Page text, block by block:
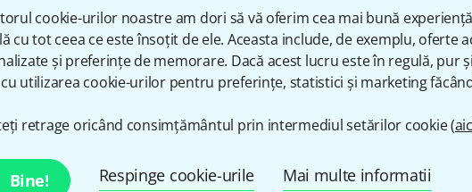
cookie-urilor noastre am dori să vă oferim cea mai bună
cu tot ceea ce este însoțit de ele. Aceasta include, de exemplu, oferte
și preferințe de memorare. Dacă acest lucru este în regulă, pur
utilizarea cookie-urilor pentru preferințe, statistici și marketing făcând
retrage oricând consimțământul prin intermediul setărilor cookie (
Bine! Respinge cookie-urile Mai multe informatii
Îți place ceea ce vezi?
Share Ajutor și feedback